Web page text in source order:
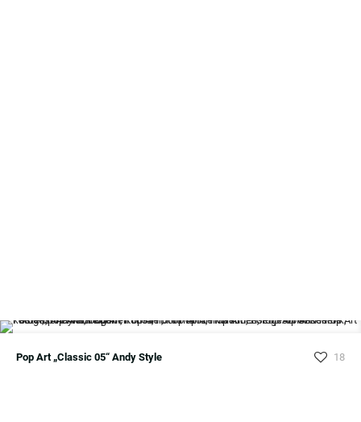
Pop Art „Classic 05“ Andy Style 18